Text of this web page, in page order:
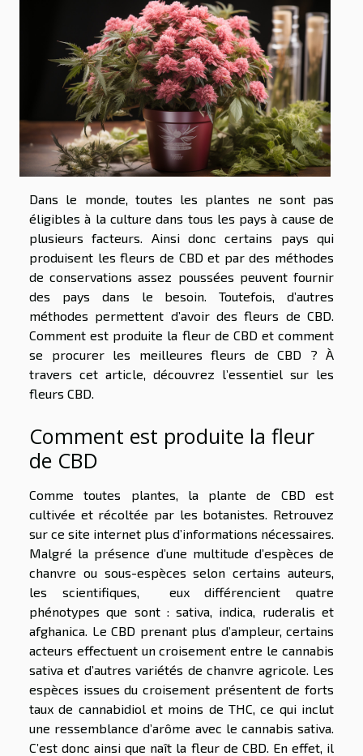
Dans le monde, toutes les plantes ne sont pas
éligibles à la culture dans tous les pays à cause de
plusieurs facteurs. Ainsi donc certains pays qui
produisent les fleurs de CBD et par des méthodes
de conservations assez poussées peuvent fournir
des pays dans le besoin. Toutefois, d’autres
méthodes permettent d’avoir des fleurs de CBD.
Comment est produite la fleur de CBD et comment
se procurer les meilleures fleurs de CBD ? À
travers cet article, découvrez l’essentiel sur les
fleurs CBD.
Comment est produite la fleur
de CBD
Comme toutes plantes, la plante de CBD est
cultivée et récoltée par les botanistes. Retrouvez
sur ce site internet plus d’informations nécessaires.
Malgré la présence d’une multitude d’espèces de
chanvre ou sous-espèces selon certains auteurs,
les scientifiques, eux différencient quatre
phénotypes que sont : sativa, indica, ruderalis et
afghanica. Le CBD prenant plus d’ampleur, certains
acteurs effectuent un croisement entre le cannabis
sativa et d’autres variétés de chanvre agricole. Les
espèces issues du croisement présentent de forts
taux de cannabidiol et moins de THC, ce qui inclut
une ressemblance d’arôme avec le cannabis sativa.
C’est donc ainsi que naît la fleur de CBD. En effet, il